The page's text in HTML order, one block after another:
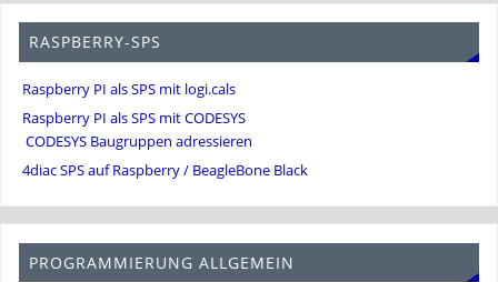
RASPBERRY-SPS
Raspberry PI als SPS mit logi.cals
Raspberry PI als SPS mit CODESYS
CODESYS Baugruppen adressieren
4diac SPS auf Raspberry / BeagleBone Black
PROGRAMMIERUNG ALLGEMEIN